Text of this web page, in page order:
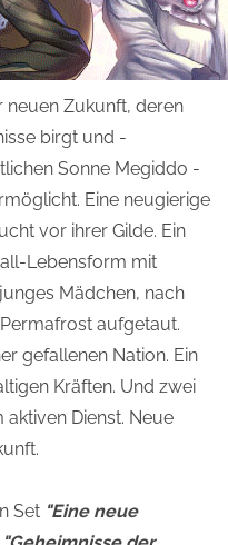
neuen Zukunft, deren
birgt und -
Sonne Megiddo -
Eine neugierige
vor ihrer Gilde. Ein
Lebensform mit
Mädchen, nach
aufgetaut.
gefallenen Nation. Ein
Kräften. Und zwei
Dienst. Neue
Set "Eine neue